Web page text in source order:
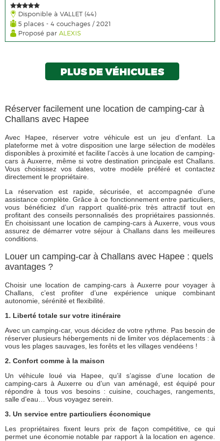
Disponible à VALLET (44)
5 places - 4 couchages / 2021
Proposé parALEXIS
PLUS DE VÉHICULES
Réserver facilement une location de camping-car à
Challans avec Hapee
Avec Hapee, réserver votre véhicule est un jeu d’enfant. La
plateforme met à votre disposition une large sélection de modèles
disponibles à proximité et facilite l’accès à une location de camping-
cars à Auxerre, même si votre destination principale est Challans.
Vous choisissez vos dates, votre modèle préféré et contactez
directement le propriétaire.
La réservation est rapide, sécurisée, et accompagnée d’une
assistance complète. Grâce à ce fonctionnement entre particuliers,
vous bénéficiez d’un rapport qualité-prix très attractif tout en
profitant des conseils personnalisés des propriétaires passionnés.
En choisissant une location de camping-cars à Auxerre, vous vous
assurez de démarrer votre séjour à Challans dans les meilleures
conditions.
Louer un camping-car à Challans avec Hapee : quels
avantages ?
Choisir une location de camping-cars à Auxerre pour voyager à
Challans, c’est profiter d’une expérience unique combinant
autonomie, sérénité et flexibilité.
1. Liberté totale sur votre itinéraire
Avec un camping-car, vous décidez de votre rythme. Pas besoin de
réserver plusieurs hébergements ni de limiter vos déplacements : à
vous les plages sauvages, les forêts et les villages vendéens !
2. Confort comme à la maison
Un véhicule loué via Hapee, qu’il s’agisse d’une location de
camping-cars à Auxerre ou d’un van aménagé, est équipé pour
répondre à tous vos besoins : cuisine, couchages, rangements,
salle d’eau… Vous voyagez serein.
3. Un service entre particuliers économique
Les propriétaires fixent leurs prix de façon compétitive, ce qui
permet une économie notable par rapport à la location en agence.